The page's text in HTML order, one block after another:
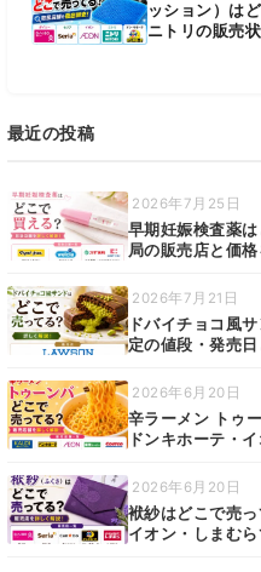
ッション）は
ニトリの販売
最近の投稿
2026年7月25日
早期妊娠検査薬
局の販売店と価
2026年7月21日
ドバイチョコ風
定の値段・発売
2026年6月20日
辛ラーメン トゥ
ドンキホーテ・
2026年6月20日
袱紗はどこで売
イオン・しまむ